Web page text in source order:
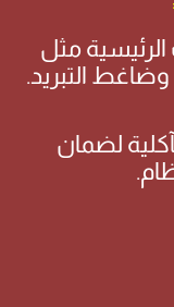
مثل
التبريد.
لضمان